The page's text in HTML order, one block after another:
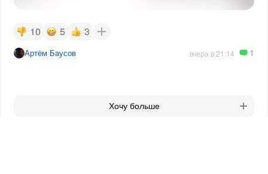
10 5 3
Артём Баусов вчера в 21:14 1
Хочу больше